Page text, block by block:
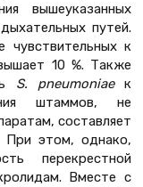
вышеуказанных
путей.
чувствительных к
10 %. Также
S. pneumoniaeк
штаммов, не
составляет
При этом, однако,
перекрестной
Вместе с